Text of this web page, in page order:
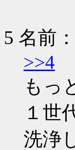
5 名前：
>>4
もっ
１世
洗浄